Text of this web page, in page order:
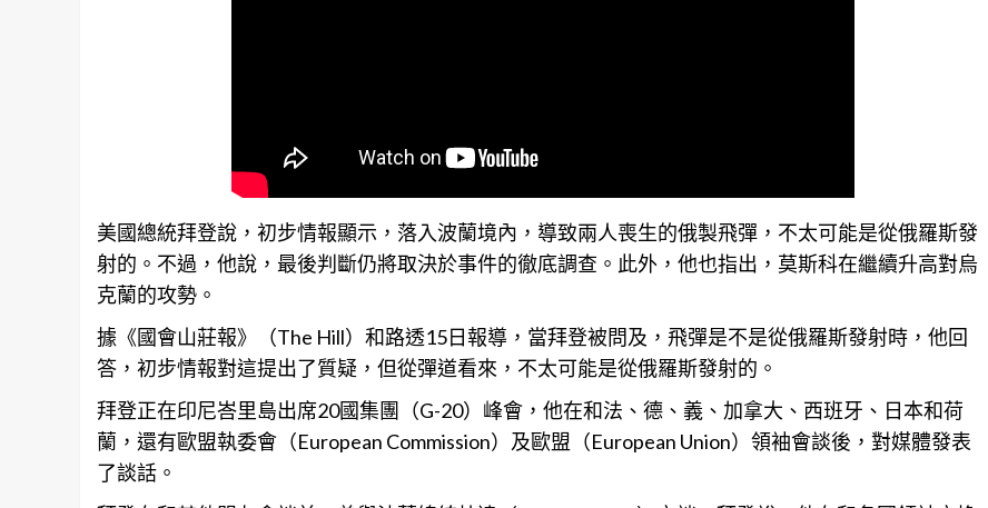
美國總統拜登說，初步情報顯示，落入波蘭境內，導致兩人喪生的俄製飛彈，不太可能是從俄羅斯發
射的。不過，他說，最後判斷仍將取決於事件的徹底調查。此外，他也指出，莫斯科在繼續升高對烏
克蘭的攻勢。
據《國會山莊報》（The Hill）和路透15日報導，當拜登被問及，飛彈是不是從俄羅斯發射時，他回
答，初步情報對這提出了質疑，但從彈道看來，不太可能是從俄羅斯發射的。
拜登正在印尼峇里島出席20國集團（G-20）峰會，他在和法、德、義、加拿大、西班牙、日本和荷
蘭，還有歐盟執委會（European Commission）及歐盟（European Union）領袖會談後，對媒體發表
了談話。